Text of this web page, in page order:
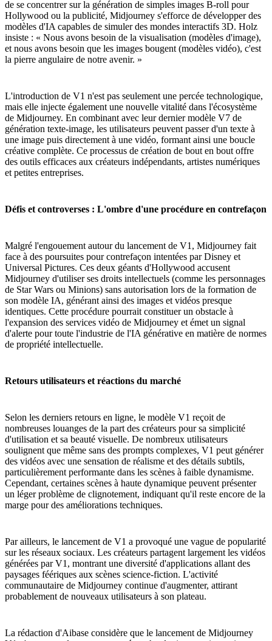
de se concentrer sur la génération de simples images B-roll pour
Hollywood ou la publicité, Midjourney s'efforce de développer des
modèles d'IA capables de simuler des mondes interactifs 3D. Holz
insiste : « Nous avons besoin de la visualisation (modèles d'image),
et nous avons besoin que les images bougent (modèles vidéo), c'est
la pierre angulaire de notre avenir. »
L'introduction de V1 n'est pas seulement une percée technologique,
mais elle injecte également une nouvelle vitalité dans l'écosystème
de Midjourney. En combinant avec leur dernier modèle V7 de
génération texte-image, les utilisateurs peuvent passer d'un texte à
une image puis directement à une vidéo, formant ainsi une boucle
créative complète. Ce processus de création de bout en bout offre
des outils efficaces aux créateurs indépendants, artistes numériques
et petites entreprises.
Défis et controverses : L'ombre d'une procédure en contrefaçon
Malgré l'engouement autour du lancement de V1, Midjourney fait
face à des poursuites pour contrefaçon intentées par Disney et
Universal Pictures. Ces deux géants d'Hollywood accusent
Midjourney d'utiliser ses droits intellectuels (comme les personnages
de Star Wars ou Minions) sans autorisation lors de la formation de
son modèle IA, générant ainsi des images et vidéos presque
identiques. Cette procédure pourrait constituer un obstacle à
l'expansion des services vidéo de Midjourney et émet un signal
d'alerte pour toute l'industrie de l'IA générative en matière de normes
de propriété intellectuelle.
Retours utilisateurs et réactions du marché
Selon les derniers retours en ligne, le modèle V1 reçoit de
nombreuses louanges de la part des créateurs pour sa simplicité
d'utilisation et sa beauté visuelle. De nombreux utilisateurs
soulignent que même sans des prompts complexes, V1 peut générer
des vidéos avec une sensation de réalisme et des détails subtils,
particulièrement performante dans les scènes à faible dynamisme.
Cependant, certaines scènes à haute dynamique peuvent présenter
un léger problème de clignotement, indiquant qu'il reste encore de la
marge pour des améliorations techniques.
Par ailleurs, le lancement de V1 a provoqué une vague de popularité
sur les réseaux sociaux. Les créateurs partagent largement les vidéos
générées par V1, montrant une diversité d'applications allant des
paysages féériques aux scènes science-fiction. L'activité
communautaire de Midjourney continue d'augmenter, attirant
probablement de nouveaux utilisateurs à son plateau.
La rédaction d'Aibase considère que le lancement de Midjourney